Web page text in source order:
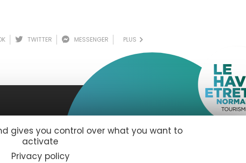
TWITTER MESSENGER PLUS
FOLGEN SIE UNS
gives you control over what you want to
activate
Privacy policy